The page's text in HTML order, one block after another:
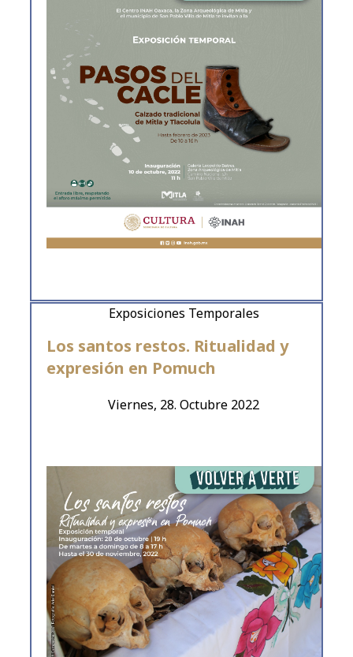
Viernes, 28. Octubre 2022
Los santos restos. Ritualidad y
expresión en Pomuch
Exposiciones Temporales